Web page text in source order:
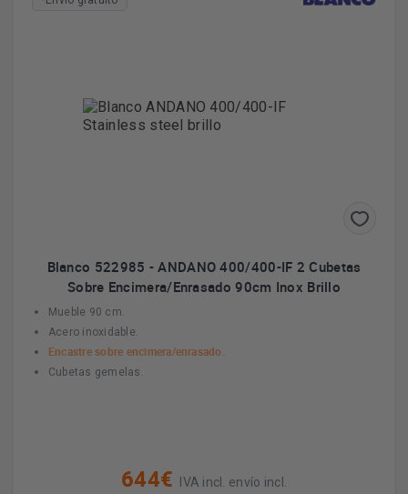
Blanco 522985 - ANDANO 400/400-IF 2 Cubetas
Sobre Encimera/Enrasado 90cm Inox Brillo
Mueble 90 cm.
Acero inoxidable.
Encastre sobre encimera/enrasado.
Cubetas gemelas.
644€ IVA incl. envío incl.